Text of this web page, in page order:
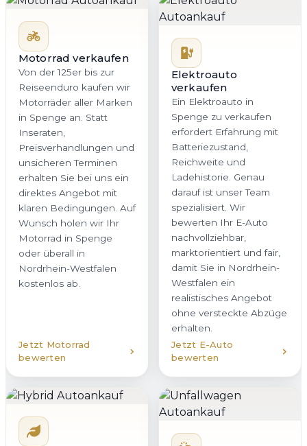
Motorrad verkaufen
Von der 125er bis zur
Reiseenduro kaufen wir
Motorräder aller Marken
in Spenge an. Statt
Inseraten,
Preisverhandlungen und
unsicheren Terminen
erhalten Sie bei uns ein
direktes Angebot mit
klaren Bedingungen. Auf
Wunsch holen wir Ihr
Motorrad in Spenge
oder überall in
Nordrhein-Westfalen
kostenlos ab.
Jetzt Motorrad
bewerten
Elektroauto
verkaufen
Ein Elektroauto in
Spenge zu verkaufen
erfordert Erfahrung mit
Batteriezustand,
Reichweite und
Ladehistorie. Genau
darauf ist unser Team
spezialisiert. Wir
bewerten Ihr E-Auto
nachvollziehbar,
marktorientiert und fair,
damit Sie in Nordrhein-
Westfalen ein
realistisches Angebot
ohne versteckte Abzüge
erhalten.
Jetzt E-Auto
bewerten